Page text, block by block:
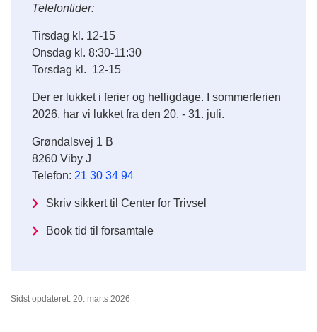
Telefontider:
Tirsdag kl. 12-15
Onsdag kl. 8:30-11:30
Torsdag kl. 12-15
Der er lukket i ferier og helligdage. I sommerferien
2026, har vi lukket fra den 20. - 31. juli.
Grøndalsvej 1 B
8260 Viby J
Telefon: 21 30 34 94
Skriv sikkert til Center for Trivsel
Book tid til forsamtale
Sidst opdateret: 20. marts 2026